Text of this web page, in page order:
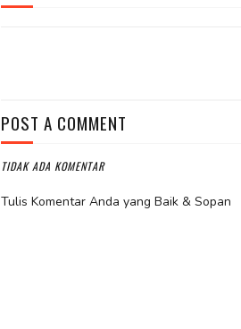
POST A COMMENT
TIDAK ADA KOMENTAR
Tulis Komentar Anda yang Baik & Sopan